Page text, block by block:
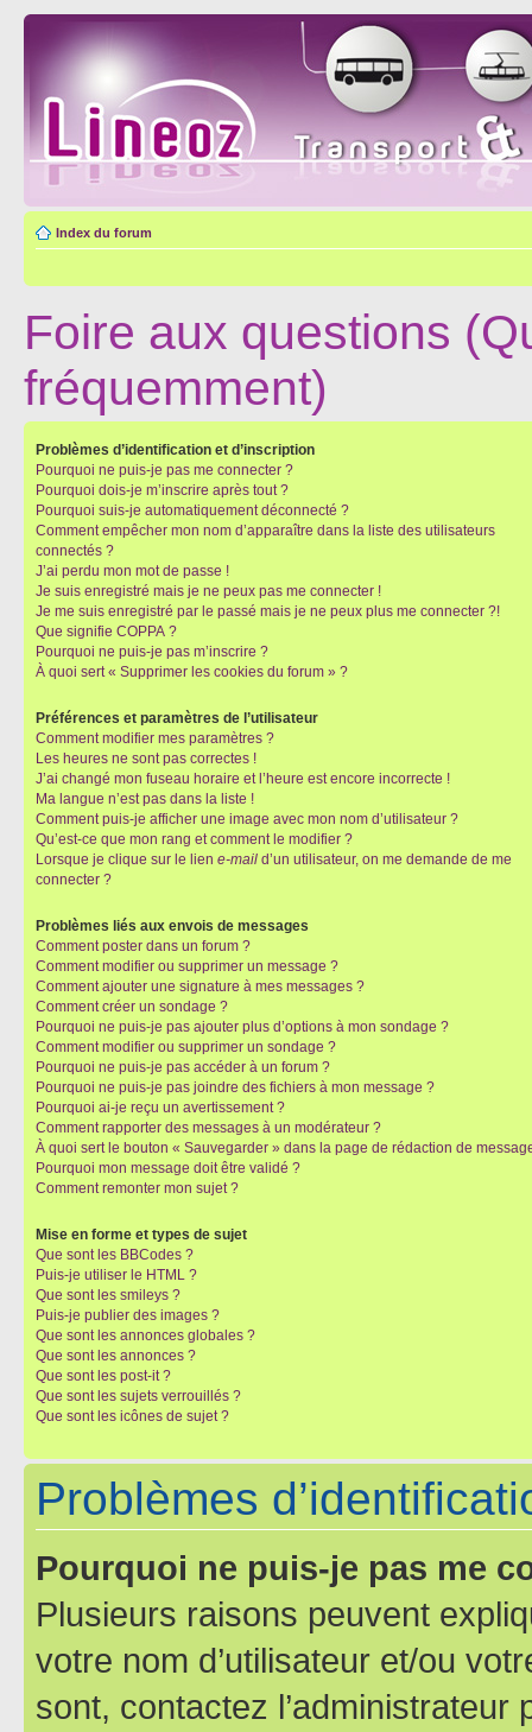
Index du forum
Foire aux questions
fréquemment)
Problèmes d’identification et d’inscription
Pourquoi ne puis-je pas me connecter ?
Pourquoi dois-je m’inscrire après tout ?
Pourquoi suis-je automatiquement déconnecté ?
Comment empêcher mon nom d’apparaître dans la liste des utilisateurs
connectés ?
J’ai perdu mon mot de passe !
Je suis enregistré mais je ne peux pas me connecter !
Je me suis enregistré par le passé mais je ne peux plus me connecter ?!
Que signifie COPPA ?
Pourquoi ne puis-je pas m’inscrire ?
À quoi sert « Supprimer les cookies du forum » ?
Préférences et paramètres de l’utilisateur
Comment modifier mes paramètres ?
Les heures ne sont pas correctes !
J’ai changé mon fuseau horaire et l’heure est encore incorrecte !
Ma langue n’est pas dans la liste !
Comment puis-je afficher une image avec mon nom d’utilisateur ?
Qu’est-ce que mon rang et comment le modifier ?
Lorsque je clique sur le lien e-mail d’un utilisateur, on me demande de me
connecter ?
Problèmes liés aux envois de messages
Comment poster dans un forum ?
Comment modifier ou supprimer un message ?
Comment ajouter une signature à mes messages ?
Comment créer un sondage ?
Pourquoi ne puis-je pas ajouter plus d’options à mon sondage ?
Comment modifier ou supprimer un sondage ?
Pourquoi ne puis-je pas accéder à un forum ?
Pourquoi ne puis-je pas joindre des fichiers à mon message ?
Pourquoi ai-je reçu un avertissement ?
Comment rapporter des messages à un modérateur ?
À quoi sert le bouton « Sauvegarder » dans la page de rédaction de
Pourquoi mon message doit être validé ?
Comment remonter mon sujet ?
Mise en forme et types de sujet
Que sont les BBCodes ?
Puis-je utiliser le HTML ?
Que sont les smileys ?
Puis-je publier des images ?
Que sont les annonces globales ?
Que sont les annonces ?
Que sont les post-it ?
Que sont les sujets verrouillés ?
Que sont les icônes de sujet ?
Problèmes
Pourquoi ne puis-je pas me
Plusieurs raisons peuvent
votre nom d’utilisateur et/ou
sont, contactez l’administrateur